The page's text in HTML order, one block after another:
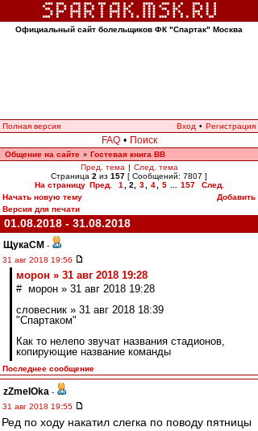
Официальный сайт болельщиков ФК "Спартак" Москва
Полная версия Вход • Регистрация
FAQ • Поиск
Общение на сайте » Гостевая книга ВВ
Пред. тема | След. тема
Страница 2 из 157 [ Сообщений: 7807 ]
На страницу Пред. 1 2 3 4 5 157
След.
Начать новую тему
Добавить
Версия для печати
01.08.2018 - 31.08.2018
ЩукаСМ -
31 авг 2018 19:56
морон » 31 авг 2018 19:28
# морон » 31 авг 2018 19:28
словесник » 31 авг 2018 18:39
"Спартаком"
Как то нелепо звучат названия стадионов,
копирующие название команды
Последнее сообщение
zZmeIOka -
31 авг 2018 19:55
Ред по ходу накатил слегка по поводу пятницы